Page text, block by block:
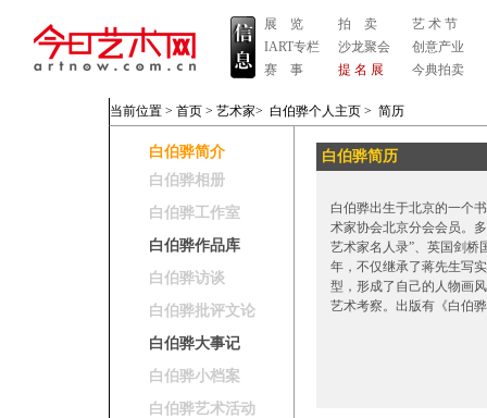
展 览
IART专栏
赛 事
拍 卖
沙龙聚会
提 名 展
艺 术 节
创意产业
今典拍卖
当前位置 > 首页 > 艺术家> 白伯骅个人主页 > 简历
白伯骅简介
白伯骅相册
白伯骅工作室
白伯骅作品库
白伯骅访谈
白伯骅批评文论
白伯骅大事记
白伯骅小档案
白伯骅艺术活动
白伯骅简历
白伯骅出生于北京的一个
术家协会北京分会会员。
艺术家名人录”、英国剑桥
年，不仅继承了蒋先生写
型，形成了自己的人物画
艺术考察。出版有《白伯